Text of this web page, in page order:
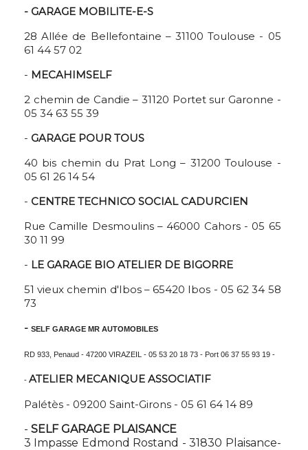
- GARAGE MOBILITE-E-S
28 Allée de Bellefontaine – 31100 Toulouse - 05
61 44 57 02
- MECAHIMSELF
2 chemin de Candie – 31120 Portet sur Garonne -
05 34 63 55 39
- GARAGE POUR TOUS
40 bis chemin du Prat Long – 31200 Toulouse -
05 61 26 14 54
- CENTRE TECHNICO SOCIAL CADURCIEN
Rue Camille Desmoulins – 46000 Cahors - 05 65
30 11 99
- LE GARAGE BIO ATELIER DE BIGORRE
51 vieux chemin d'Ibos – 65420 Ibos - 05 62 34 58
73
- SELF GARAGE MR AUTOMOBILES
RD 933, Penaud - 47200 VIRAZEIL - 05 53 20 18 73 - Port 06 37 55 93 19 -
- ATELIER MECANIQUE ASSOCIATIF
Palétès - 09200 Saint-Girons - 05 61 64 14 89
- SELF GARAGE PLAISANCE
3 Impasse Edmond Rostand - 31830 Plaisance-